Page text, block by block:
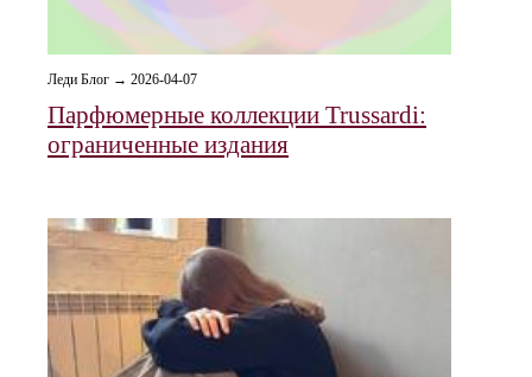
Леди Блог → 2026-04-07
Парфюмерные коллекции Trussardi:
ограниченные издания